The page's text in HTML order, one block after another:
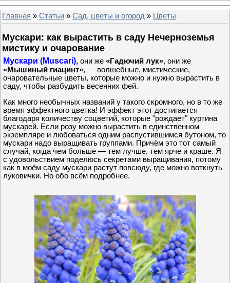
Главная » Статьи » Сад, цветы и огород » Цветы
Мускари: как вырастить в саду Нечерноземья
мистику и очарование
Мускари (Muscari), они же «Гадючий лук», они же
«Мышиный гиацинт», — волшебные, мистические,
очаровательные цветы, которые можно и нужно вырастить в
саду, чтобы разбудить весенних фей.
Как много необычных названий у такого скромного, но в то же
время эффектного цветка! И эффект этот достигается
благодаря количеству соцветий, которые "рождает" куртина
мускарей. Если розу можно вырастить в единственном
экземпляре и любоваться одним распустившимся бутоном, то
мускари надо выращивать группами. Причём это тот самый
случай, когда чем больше — тем лучше, тем ярче и краше. Я
с удовольствием поделюсь секретами выращивания, потому
как в моём саду мускари растут повсюду, где можно воткнуть
луковички. Но обо всём подробнее.